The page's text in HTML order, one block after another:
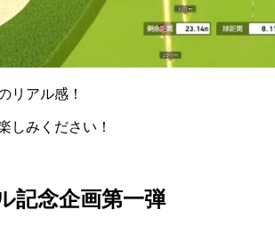
リアル感！
しみください！
記念企画第一弾